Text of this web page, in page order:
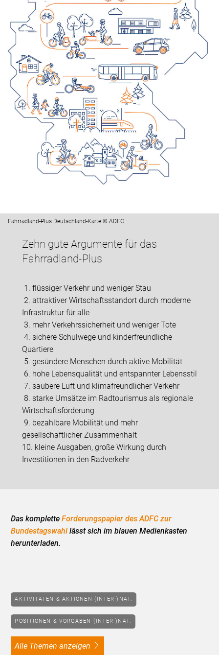
Fahrradland-Plus Deutschland-Karte © ADFC
Zehn gute Argumente für das
Fahrradland-Plus
1. flüssiger Verkehr und weniger Stau
2. attraktiver Wirtschaftsstandort durch moderne
Infrastruktur für alle
3. mehr Verkehrssicherheit und weniger Tote
4. sichere Schulwege und kinderfreundliche
Quartiere
5. gesündere Menschen durch aktive Mobilität
6. hohe Lebensqualität und entspannter Lebensstil
7. saubere Luft und klimafreundlicher Verkehr
8. starke Umsätze im Radtourismus als regionale
Wirtschaftsförderung
9. bezahlbare Mobilität und mehr
gesellschaftlicher Zusammenhalt
10. kleine Ausgaben, große Wirkung durch
Investitionen in den Radverkehr
Das kompletteForderungspapier des ADFC zur
Bundestagswahllässt sich im blauen Medienkasten
herunterladen.
AKTIVITÄTEN & AKTIONEN (INTER-)NAT.
POSITIONEN & VORGABEN (INTER-)NAT.
alle Themen anzeigen